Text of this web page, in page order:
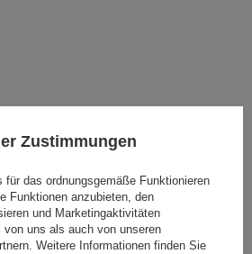
Zustimmungen
für das ordnungsgemäße Funktionieren
Funktionen anzubieten, den
und Marketingaktivitäten
von uns als auch von unseren
Weitere Informationen finden Sie